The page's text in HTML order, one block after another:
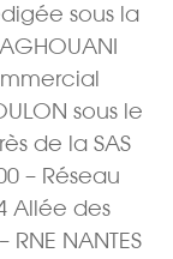
sous la
sous le
de la SAS
– Réseau
Allée des
NANTES